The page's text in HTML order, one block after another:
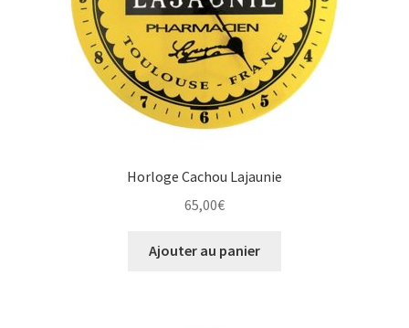
Horloge Cachou Lajaunie
65,00€
Ajouter au panier